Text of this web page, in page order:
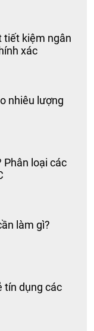
tiết kiệm ngân
xác
nhiêu lượng
Phân loại các
làm gì?
tín dụng các